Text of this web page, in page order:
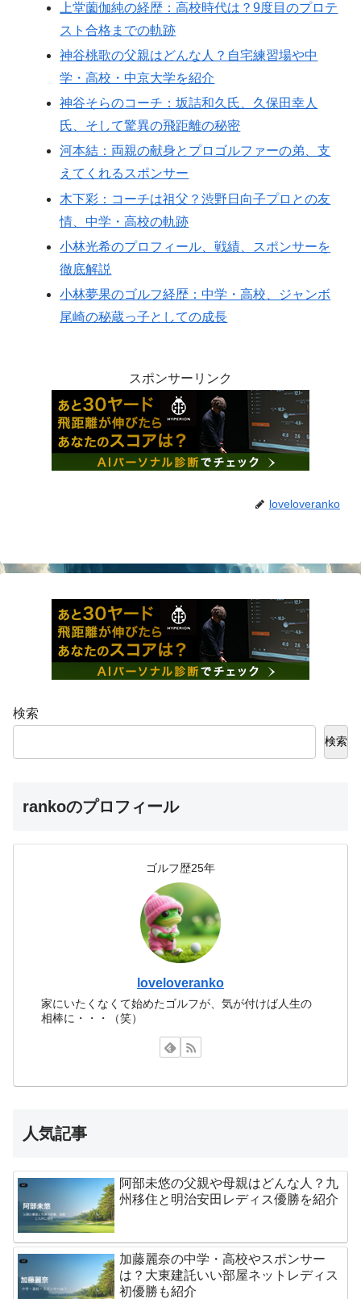
上堂薗伽純の経歴：高校時代は？9度目のプロテ
スト合格までの軌跡
神谷桃歌の父親はどんな人？自宅練習場や中
学・高校・中京大学を紹介
神谷そらのコーチ：坂詰和久氏、久保田幸人
氏、そして驚異の飛距離の秘密
河本結：両親の献身とプロゴルファーの弟、支
えてくれるスポンサー
木下彩：コーチは祖父？渋野日向子プロとの友
情、中学・高校の軌跡
小林光希のプロフィール、戦績、スポンサーを
徹底解説
小林夢果のゴルフ経歴：中学・高校、ジャンボ
尾崎の秘蔵っ子としての成長
スポンサーリンク
loveloveranko
検索
検索
rankoのプロフィール
ゴルフ歴25年
loveloveranko
家にいたくなくて始めたゴルフが、気が付けば人生の
相棒に・・・（笑）
人気記事
阿部未悠の父親や母親はどんな人？九
州移住と明治安田レディス優勝を紹介
加藤麗奈の中学・高校やスポンサー
は？大東建託いい部屋ネットレディス
初優勝も紹介